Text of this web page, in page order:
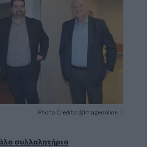
Photo Credits: @Imageonline
συλλαλητήριο